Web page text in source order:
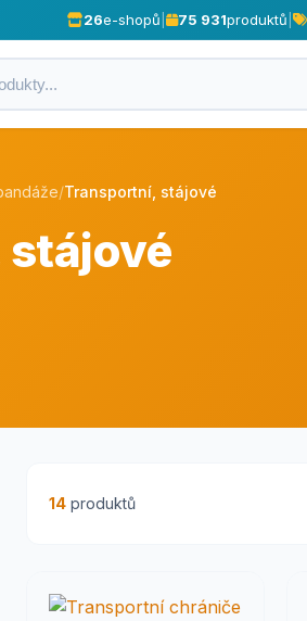
26e-shopů 75 931produktů
/Transportní, stájové
14 produktů